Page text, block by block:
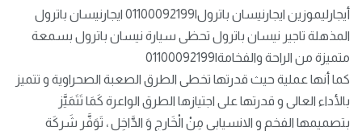
أيجارليموزين ايجارنيسان باترول|01100092199 ايجارنيسان باترول
المذهلة تاجير نيسان باترول تحظى سيارة نيسان باترول بسمعة
متميزة من الراحة والفخامة|01100092199
كما أنها عملية حيث قدرتها تخطى الطرق الصعبة الصحراوية و تتميز
بالأداء العالى و قدرتها على اجتيازها الطرق الواعرة كَمَا تَتَمَيَّز
بتصميمها الفخم و الانسيابى مِنْ الْخَارِجِ وَ الدَّاخِل ، تَوَفَّر شَرِكَة